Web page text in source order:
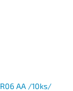
AA /10ks/